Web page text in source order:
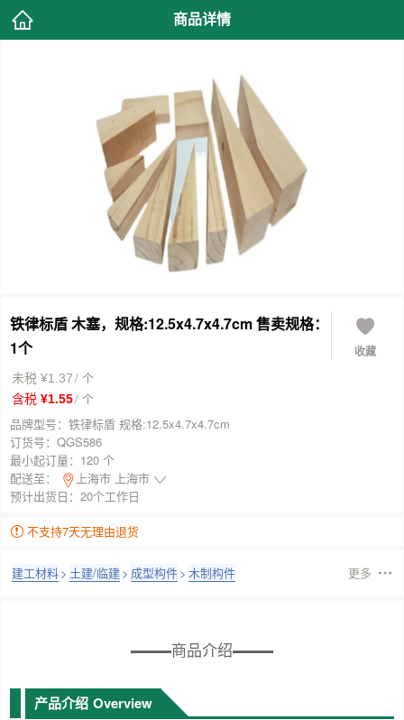
商品详情
铁律标盾 木塞，规格:12.5x4.7x4.7cm 售卖规格：
1个
收藏
未税 ¥1.37/ 个
含税 ¥1.55/ 个
品牌型号： 铁律标盾 规格:12.5x4.7x4.7cm
订货号： QGS586
最小起订量： 120 个
配送至：
上海市 上海市
预计出货日：20个工作日
不支持7天无理由退货
建工材料> 土建/临建> 成型构件> 木制构件 更多
商品介绍
产品介绍 Overview